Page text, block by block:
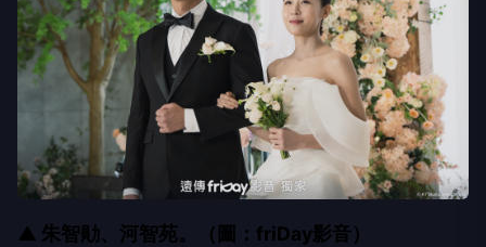
▲ 朱智勛、河智苑。（圖：friDay影音）